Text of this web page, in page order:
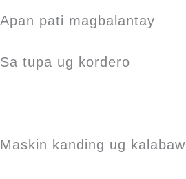
Apan pati magbalantay
Sa tupa ug kordero
Maskin kanding ug kalabaw